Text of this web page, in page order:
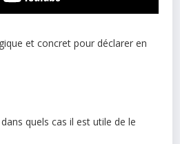
et concret pour déclarer en
quels cas il est utile de le